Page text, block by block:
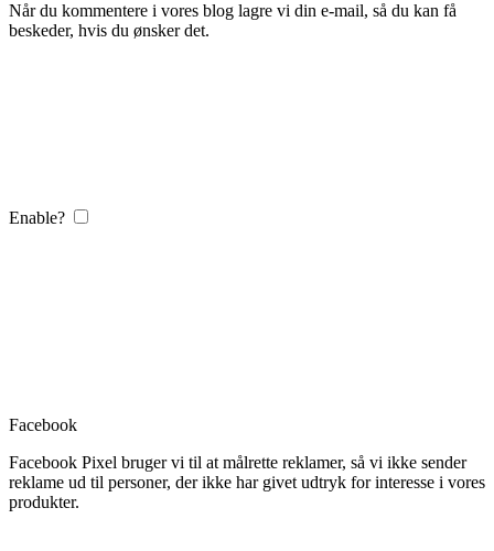
Når du kommentere i vores blog lagre vi din e-mail, så du kan få
beskeder, hvis du ønsker det.
Enable?
Facebook
Facebook Pixel bruger vi til at målrette reklamer, så vi ikke sender
reklame ud til personer, der ikke har givet udtryk for interesse i vores
produkter.